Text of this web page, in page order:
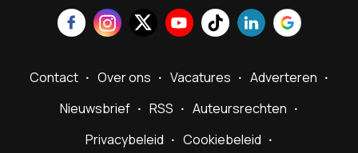
Contact Over ons Vacatures
Adverteren
Nieuwsbrief
RSS
Auteursrechten
Privacybeleid
Cookiebeleid